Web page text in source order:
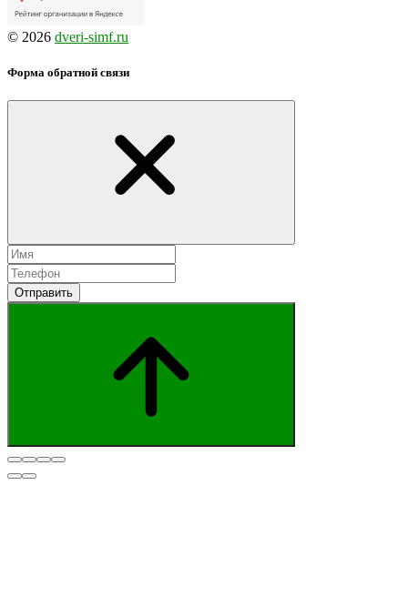
© 2026 dveri-simf.ru
Форма обратной связи